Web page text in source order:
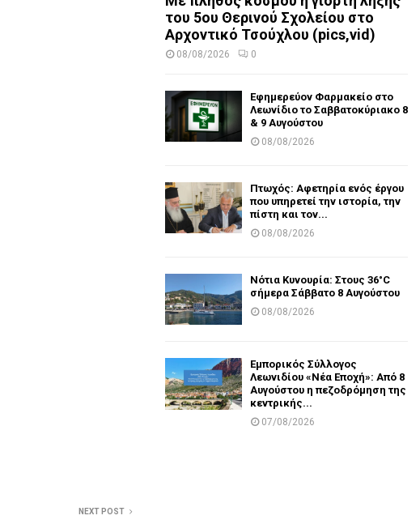
NEXT POST
του 5ου Θερινού Σχολείου στο
Αρχοντικό Τσούχλου (pics,vid)
08/08/2026 0
Εφημερεύον Φαρμακείο στο
Λεωνίδιο το Σαββατοκύριακο 8
& 9 Αυγούστου
08/08/2026
Πτωχός: Αφετηρία ενός έργου
που υπηρετεί την ιστορία, την
πίστη και τον...
08/08/2026
Νότια Κυνουρία: Στους 36°C
σήμερα Σάββατο 8 Αυγούστου
08/08/2026
Εμπορικός Σύλλογος
Λεωνιδίου «Νέα Εποχή»: Από 8
Αυγούστου η πεζοδρόμηση της
κεντρικής...
07/08/2026